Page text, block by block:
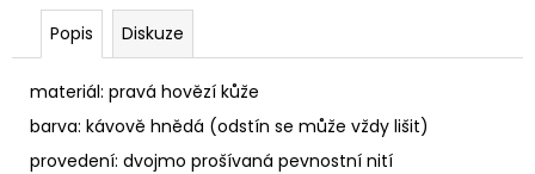
Popis Diskuze
materiál: pravá hovězí kůže
barva: kávově hnědá (odstín se může vždy lišit)
provedení: dvojmo prošívaná pevnostní nití
VÁCLAVA
K
RAŽBY
725
LET
Č.73